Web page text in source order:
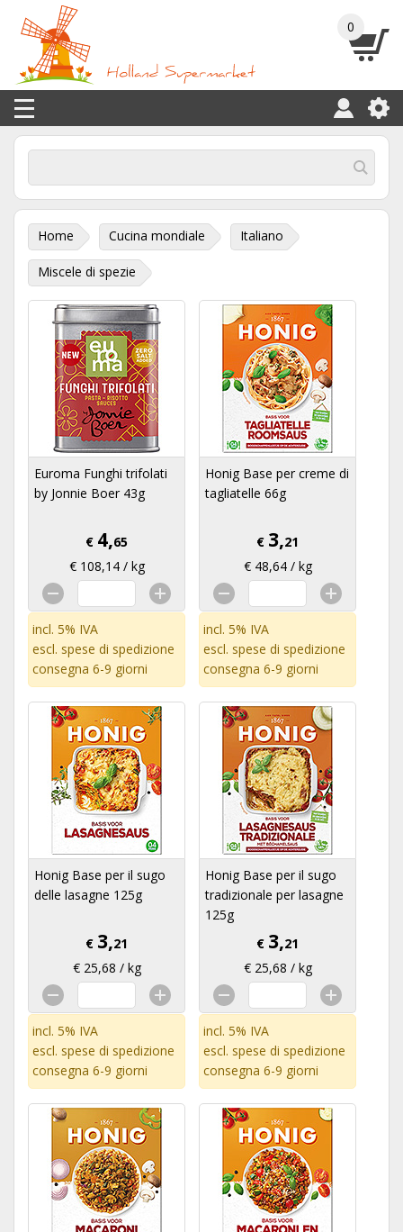
0
Home Cucina mondiale Italiano
Miscele di spezie
Euroma Funghi trifolati
by Jonnie Boer 43g
€ 4,65
€ 108,14 / kg
incl. 5% IVA
escl. spese di spedizione
consegna 6-9 giorni
Honig Base per creme di
tagliatelle 66g
€ 3,21
€ 48,64 / kg
incl. 5% IVA
escl. spese di spedizione
consegna 6-9 giorni
Honig Base per il sugo
delle lasagne 125g
€ 3,21
€ 25,68 / kg
incl. 5% IVA
escl. spese di spedizione
consegna 6-9 giorni
Honig Base per il sugo
tradizionale per lasagne
125g
€ 3,21
€ 25,68 / kg
incl. 5% IVA
escl. spese di spedizione
consegna 6-9 giorni